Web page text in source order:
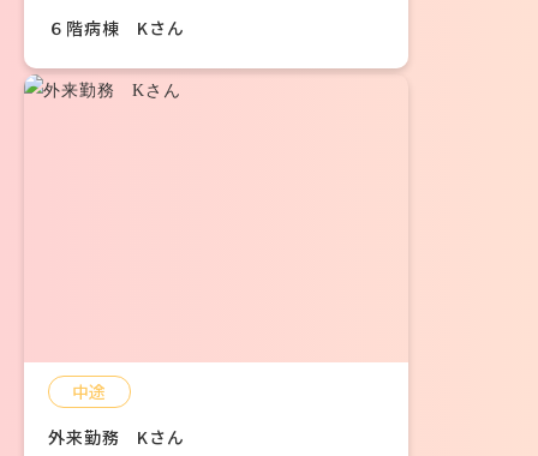
６階病棟 Kさん
中途
外来勤務 Kさん